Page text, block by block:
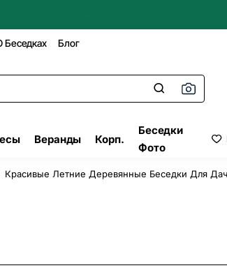
Беседках Блог
Веранды Корп.
Беседки
Фото
Красивые Летние Деревянные Беседки Для